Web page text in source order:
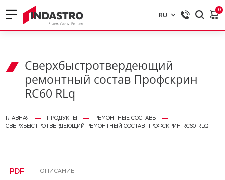
RU
RU
0
Сверхбыстротвердеющий
ремонтный состав Профскрин
RC60 RLq
ГЛАВНАЯ ПРОДУКТЫ
РЕМОНТНЫЕ СОСТАВЫ
СВЕРХБЫСТРОТВЕРДЕЮЩИЙ РЕМОНТНЫЙ СОСТАВ ПРОФСКРИН RC60 RLQ
PDF ОПИСАНИЕ